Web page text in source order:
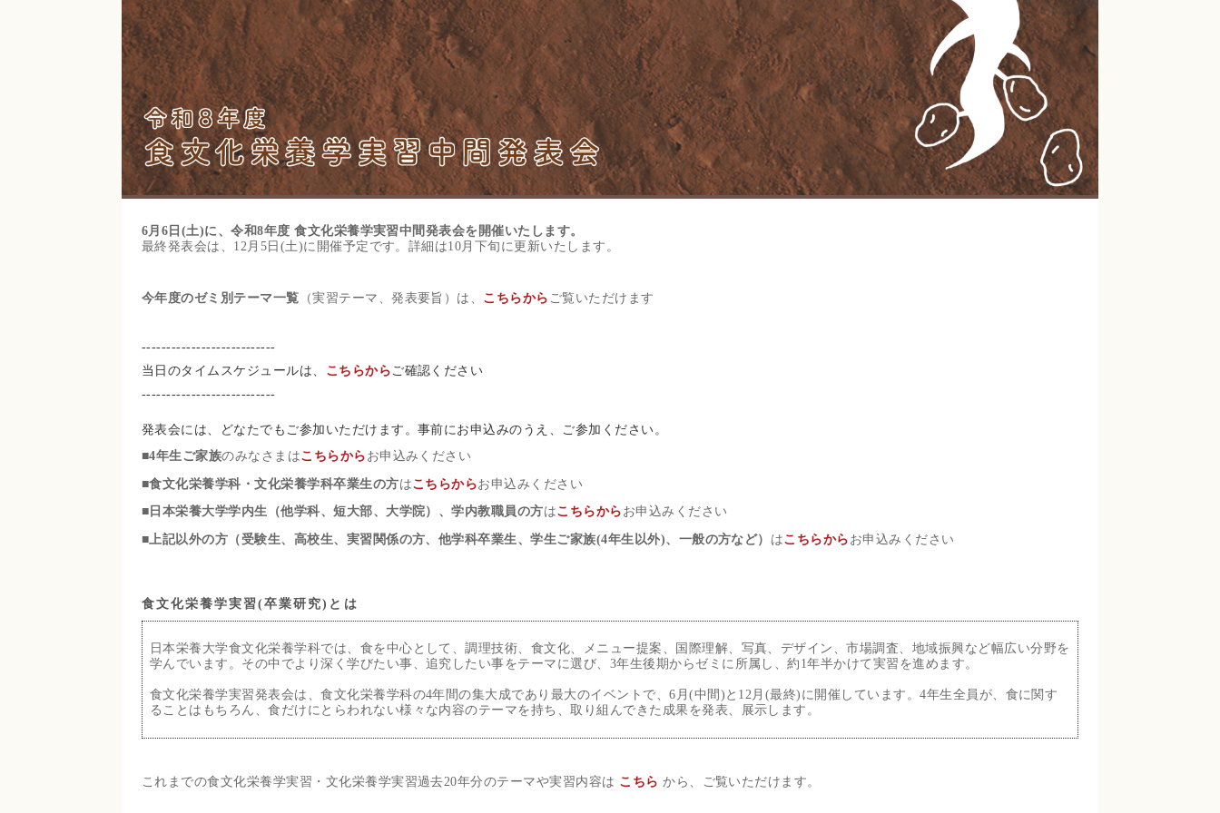
6月6日(土)に、令和8年度 食文化栄養学実習中間発表会を開催いたします。
最終発表会は、12月5日(土)に開催予定です。詳細は10月下旬に更新いたします。
今年度のゼミ別テーマ一覧 （実習テーマ、発表要旨）は、 こちらから ご覧いただけます
---------------------------
当日のタイムスケジュールは、 こちらからご確認ください
---------------------------
発表会には、どなたでもご参加いただけます。事前にお申込みのうえ、ご参加ください。
■4年生ご家族のみなさまはこちらから お申込みください
■食文化栄養学科・文化栄養学科卒業生の方はこちらからお申込みください
■ 日本栄養大学学内生（他学科、短大部、大学院）、学内教職員の方はこちらから お申込みください
■ 上記以外の方（受験生、高校生、実習関係の方、他学科卒業生、学生ご家族(4年生以外)、一般の方など） はこちらから お申込みください
食文化栄養学実習(卒業研究)とは
日本栄養大学食文化栄養学科では、食を中心として、調理技術、食文化、メニュー提案、国際理解、写真、デザイン、市場調査、地域振興など幅広い分野を
学んでいます。その中でより深く学びたい事、追究したい事をテーマに選び、3年生後期からゼミに所属し、約1年半かけて実習を進めます。
食文化栄養学実習発表会は、食文化栄養学科の4年間の集大成であり最大のイベントで、6月(中間)と12月(最終)に開催しています。4年生全員が、食に関す
ることはもちろん、食だけにとらわれない様々な内容のテーマを持ち、取り組んできた成果を発表、展示します。
これまでの食文化栄養学実習・文化栄養学実習過去20年分のテーマや実習内容は こちら から、ご覧いただけます。